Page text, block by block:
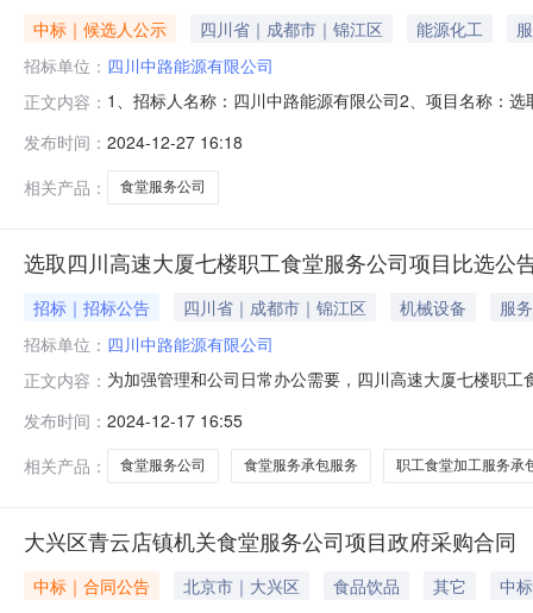
中标｜候选人公示 四川省｜成都市｜锦江区 能源化工
招标单位： 四川中路能源有限公司
正文内容： 1、招标人名称：四川中路能源有限公司2、项目名称：
管理有限公司（得分：84.51分）6、提出异议的渠道和
经授权人签
发布时间： 2024-12-27 16:18
相关产品：
食堂服务公司
选取四川高速大厦七楼职工食堂服务公司项目比选公
招标｜招标公告 四川省｜成都市｜锦江区 机械设备
服务
招标单位： 四川中路能源有限公司
正文内容： 为加强管理和公司日常办公需要，四川高速大厦七楼职
公司、8家公司互为搭伙关系共计约340人余人在此就餐
选有关事宜告知如下：一、项目概况和内容（
发布时间： 2024-12-17 16:55
相关产品：
食堂服务公司 食堂服务承包服务 职工食堂加工服务承
大兴区青云店镇机关食堂服务公司项目政府采购合同
中标｜合同公告 北京市｜大兴区 食品饮品 其它
中